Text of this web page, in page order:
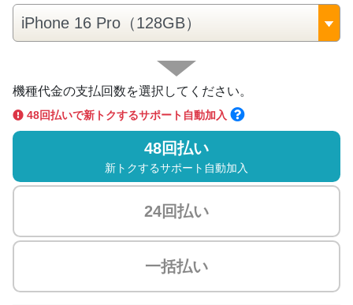
機種代金の支払回数を選択してください。
48回払いで新トクするサポート自動加入
48回払い
新トクするサポート自動加入
24回払い
一括払い